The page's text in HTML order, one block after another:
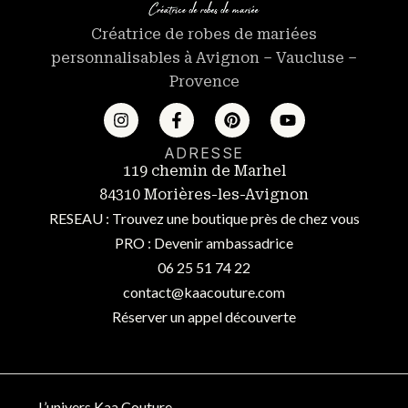
ADRESSE
119 chemin de Marhel
84310 Morières-les-Avignon
RESEAU : Trouvez une boutique près de chez vous
PRO : Devenir ambassadrice
Créatrice de robes de mariées
personnalisables à Avignon – Vaucluse –
Provence
06 25 51 74 22
contact@kaacouture.com
Réserver un appel découverte